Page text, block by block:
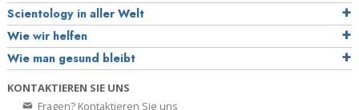
Scientology in aller Welt
Wie wir helfen
Wie man gesund bleibt
KONTAKTIEREN SIE UNS
Fragen? Kontaktieren Sie uns